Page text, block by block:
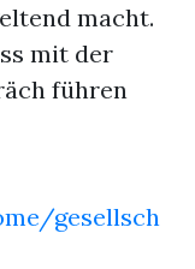
macht.
mit der
führen
gesellsch